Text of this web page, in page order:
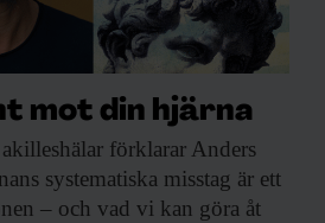
mot din hjärna
förklarar Anders
systematiska misstag är ett
– och vad vi kan göra åt